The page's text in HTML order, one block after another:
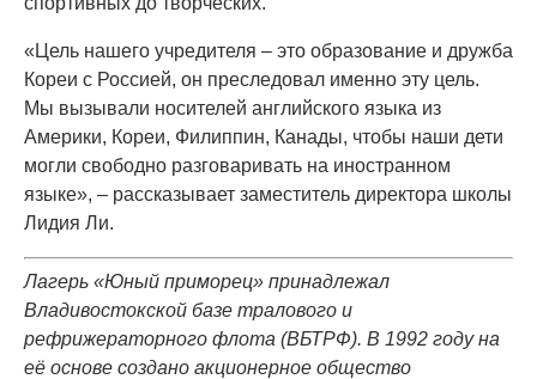
«Цель нашего учредителя – это образование и дружба
Кореи с Россией, он преследовал именно эту цель.
Мы вызывали носителей английского языка из
Америки, Кореи, Филиппин, Канады, чтобы наши дети
могли свободно разговаривать на иностранном
языке», – рассказывает заместитель директора школы
Лидия Ли.
Лагерь «Юный приморец» принадлежал
Владивостокской базе тралового и
рефрижераторного флота (ВБТРФ). В 1992 году на
её основе создано акционерное общество